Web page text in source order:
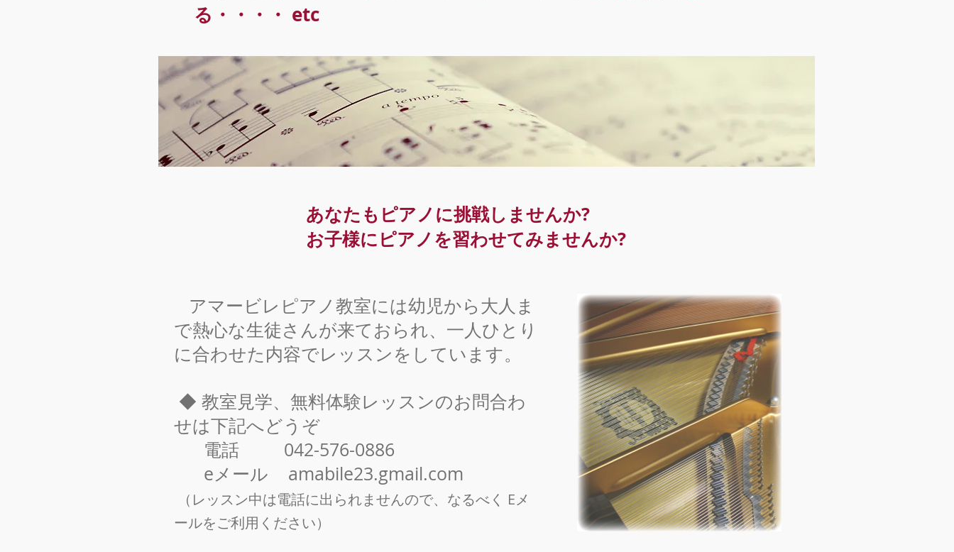
あなたもピアノに挑戦しませんか?
お子様にピアノを習わせてみませんか?
る・・・・ etc
アマービレピアノ教室には幼児から大人ま
で熱心な生徒さんが来ておられ、一人ひとり
に合わせた内容でレッスンをしています。
◆ 教室見学、無料体験レッスンのお問合わ
せは下記へどうぞ
電話 042-576-0886
eメール amabile23.gmail.com
（レッスン中は電話に出られませんので、なるべく Eメ
ールをご利用ください）